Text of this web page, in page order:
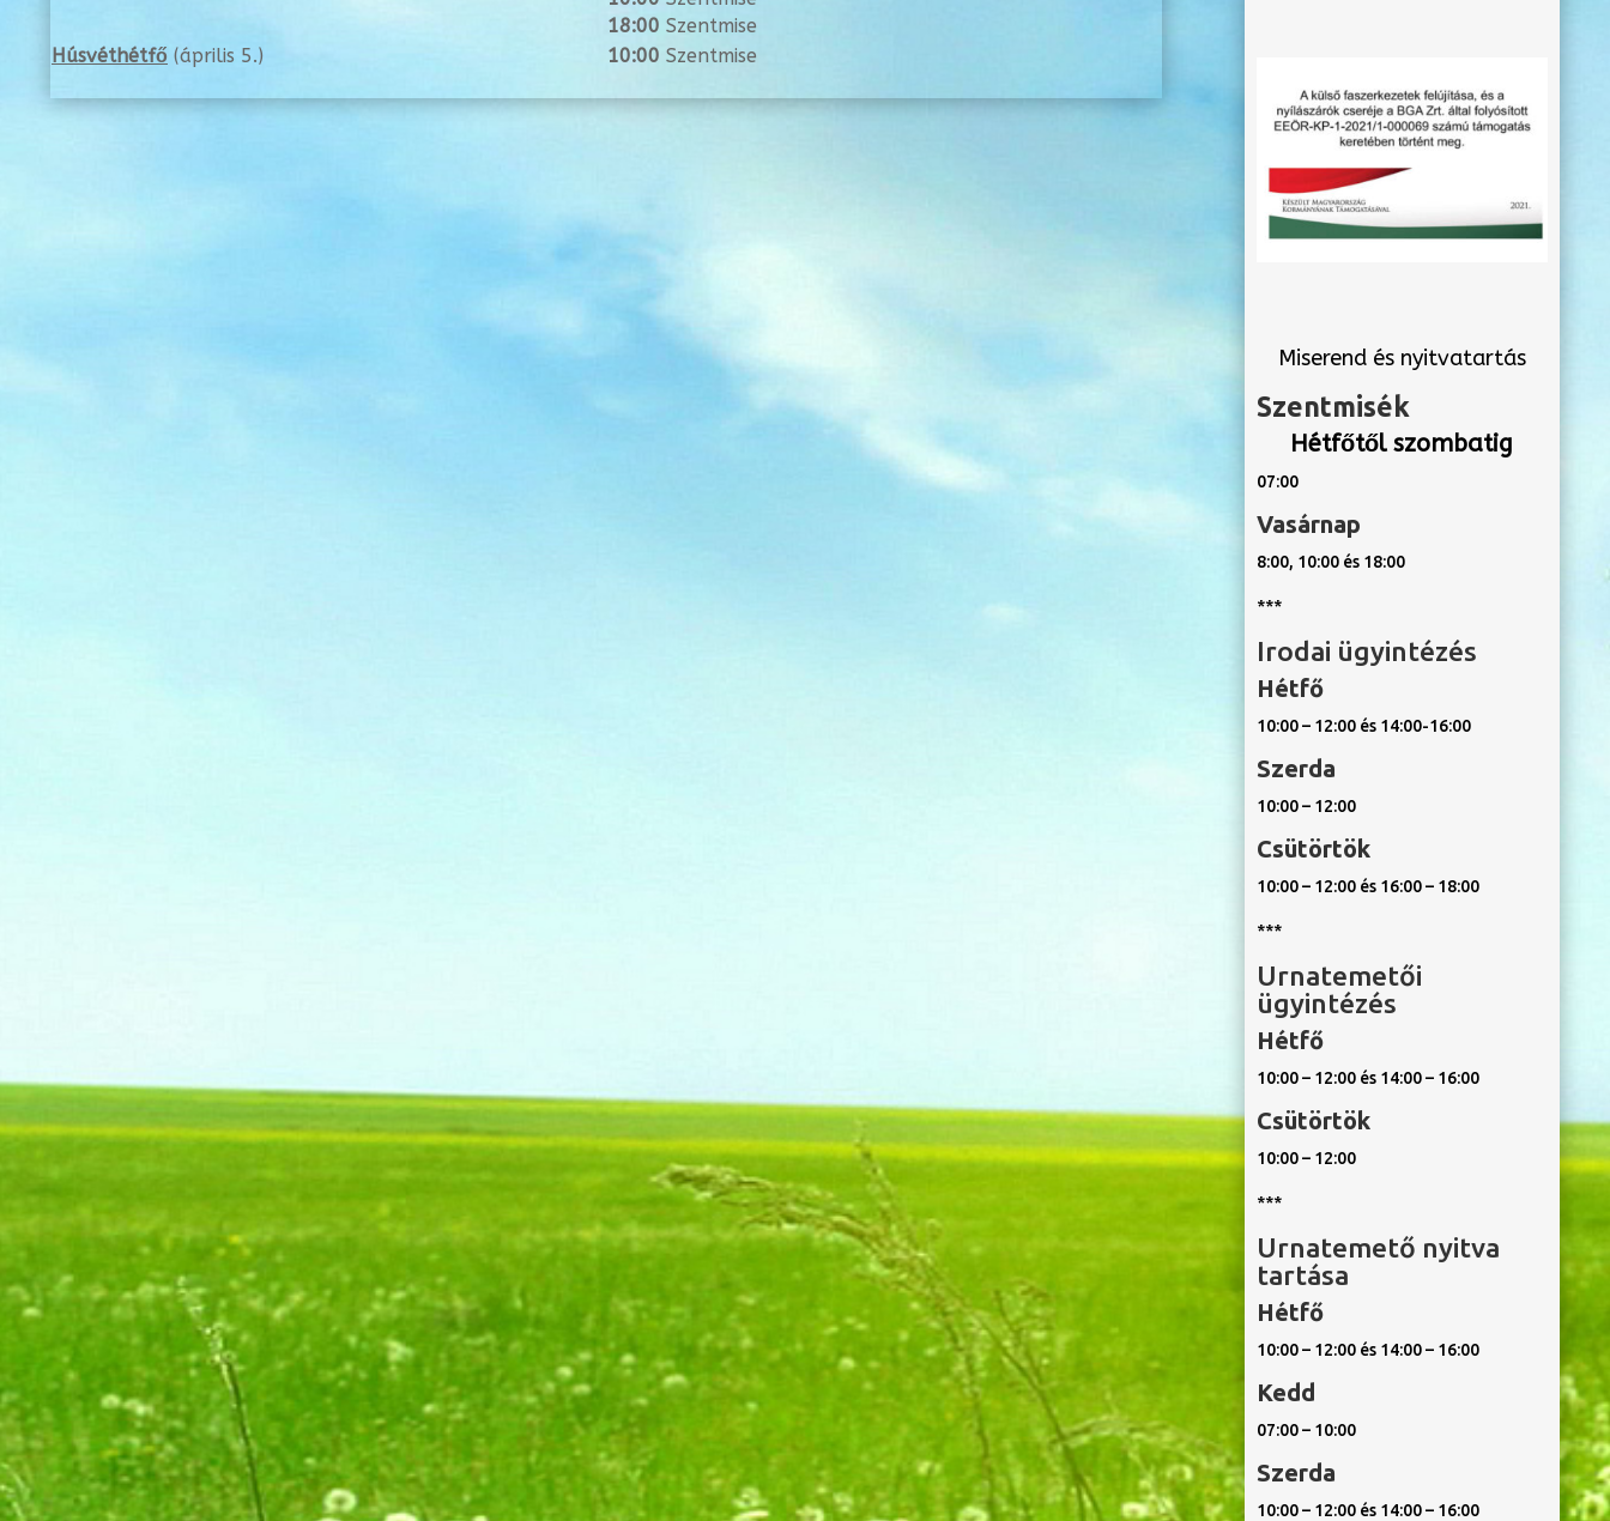
18:00 Szentmise
Húsvéthétfő (április 5.) 10:00 Szentmise
Miserend és nyitvatartás
Szentmisék
Hétfőtől szombatig
07:00
Vasárnap
8:00, 10:00 és 18:00
***
Irodai ügyintézés
Hétfő
10:00 – 12:00 és 14:00-16:00
Szerda
10:00 – 12:00
Csütörtök
10:00 – 12:00 és 16:00 – 18:00
***
Urnatemetői
ügyintézés
Hétfő
10:00 – 12:00 és 14:00 – 16:00
Csütörtök
10:00 – 12:00
***
Urnatemető nyitva
tartása
Hétfő
10:00 – 12:00 és 14:00 – 16:00
Kedd
07:00 – 10:00
Szerda
10:00 – 12:00 és 14:00 – 16:00